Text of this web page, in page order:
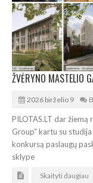
2026 birželio 9
PILOTAS.LT dar
Group“ kartu su
konkursą paslaugų
sklype
Skaityti daugiau